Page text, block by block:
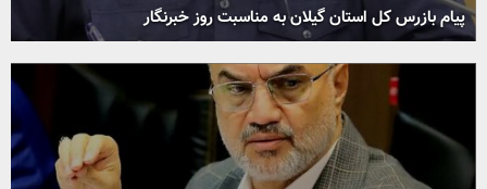
پیام بازرس کل استان گیلان به مناسبت روز خبرنگار